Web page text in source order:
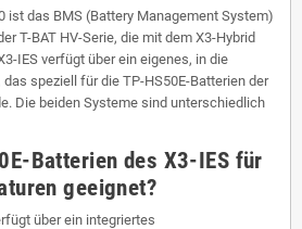
ist das BMS (Battery Management System)
T-BAT HV-Serie, die mit dem X3-Hybrid
IES verfügt über ein eigenes, in die
speziell für die TP-HS50E-Batterien der
Die beiden Systeme sind unterschiedlich
Batterien des X3-IES für
geeignet?
über ein integriertes